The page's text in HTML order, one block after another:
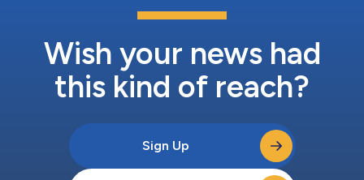
Tracker的深入分析揭示了一个严峻现实：尽管国家在财政和税收
政策上对远洋渔业提供了大力支持，中国远洋船队的盈利状况仍步
利率仅为14%。这一低利润率不仅反映了行业的脆弱性，还可能引
发一系列连...
Wish your news had
this kind of reach?
Sign Up